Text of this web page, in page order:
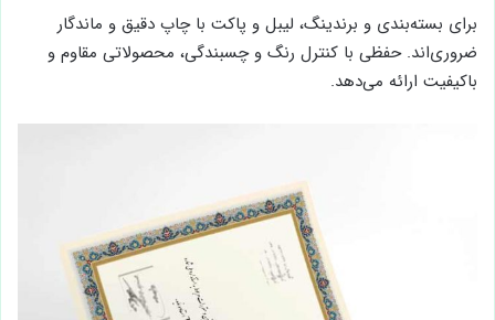
برای بسته‌بندی و برندینگ، لیبل و پاکت با چاپ دقیق و ماندگار
ضروری‌اند. حفظی با کنترل رنگ و چسبندگی، محصولاتی مقاوم و
باکیفیت ارائه می‌دهد.